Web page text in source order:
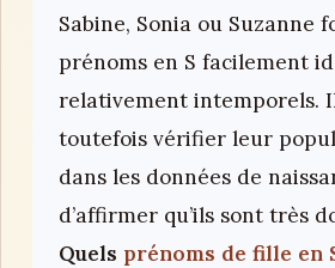
Sabine, Sonia ou Suzanne
prénoms en S facilement
relativement intemporels.
toutefois vérifier leur
dans les données de
d’affirmer qu’ils sont très
Quels prénoms de fille en